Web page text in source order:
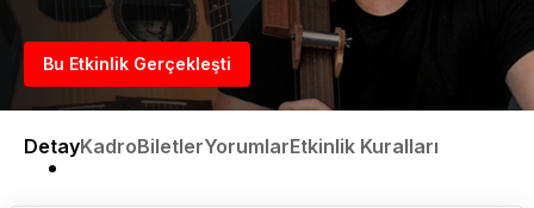
Bu Etkinlik Gerçekleşti
DetayKadroBiletlerYorumlarEtkinlik Kuralları